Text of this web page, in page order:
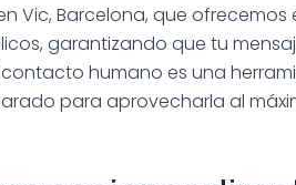
Vic, Barcelona, que
garantizando que tu
humano es una
para aprovecharla al